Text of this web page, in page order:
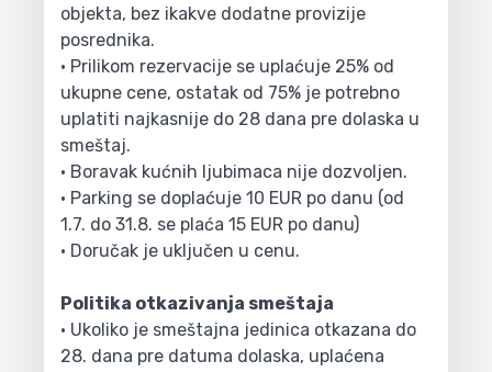
objekta, bez ikakve dodatne provizije
posrednika.
• Prilikom rezervacije se uplaćuje 25% od
ukupne cene, ostatak od 75% je potrebno
uplatiti najkasnije do 28 dana pre dolaska u
smeštaj.
• Boravak kućnih ljubimaca nije dozvoljen.
• Parking se doplaćuje 10 EUR po danu (od
1.7. do 31.8. se plaća 15 EUR po danu)
• Doručak je uključen u cenu.
Politika otkazivanja smeštaja
• Ukoliko je smeštajna jedinica otkazana do
28. dana pre datuma dolaska, uplaćena